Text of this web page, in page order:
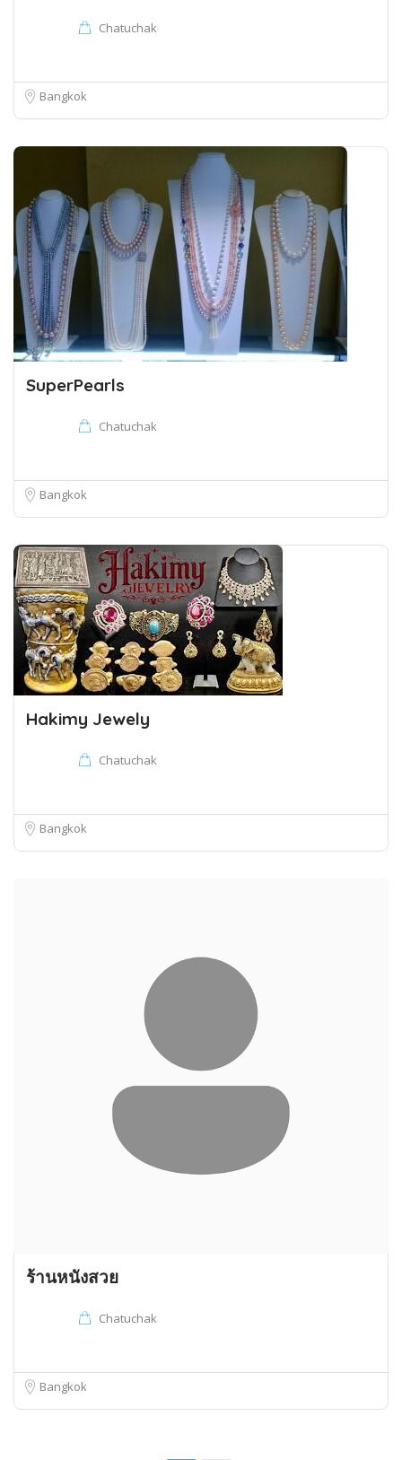
Chatuchak
Bangkok
SuperPearls
Chatuchak
Bangkok
Hakimy Jewely
Chatuchak
Bangkok
ร้านหนังสวย
Chatuchak
Bangkok